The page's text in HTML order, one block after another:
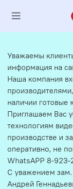
Уважаемы
информация на
Наша компания
наличии готовые
Приглашаем Вас
технологиям
производстве и
оперативно, не
WhatsAPP 8-
С уважением
Андрей